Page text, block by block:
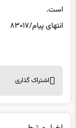
است.
انتهای پیام/۸۳۰۱۷
اشتراک گذاری